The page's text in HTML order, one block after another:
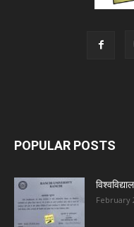
POPULAR POSTS
February